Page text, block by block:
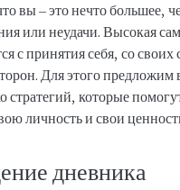
вы – это нечто большее,
или неудачи. Высокая
с принятия себя, со
Для этого предложим
стратегий, которые
личность и свои
дневника